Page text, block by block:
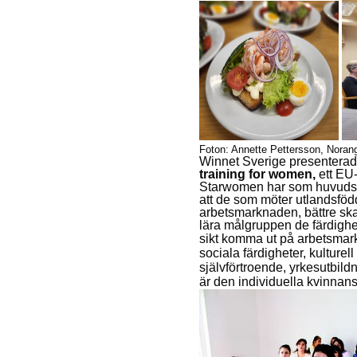
Foton: Annette Pettersson,
Winnet Sverige
training for women, ett
Starwomen har som
att de som möter
arbetsmarknaden, bättre
lära målgruppen de
sikt komma ut på
sociala färdigheter,
självförtroende,
är den individuella